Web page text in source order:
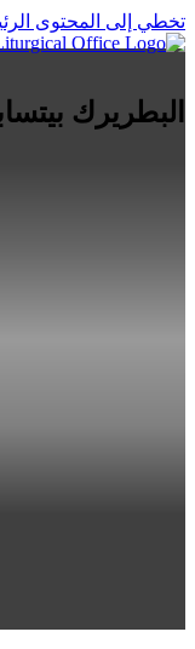
تخطي إلى المحتوى
البطريرك